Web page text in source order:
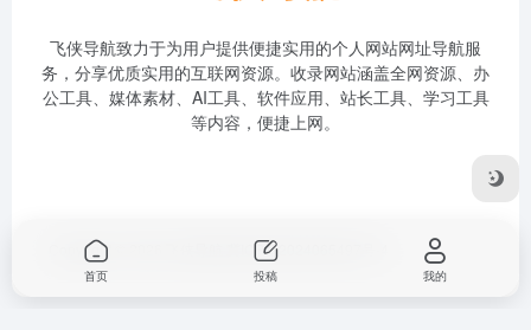
飞侠导航致力于为用户提供便捷实用的个人网站网址导航服
务，分享优质实用的互联网资源。收录网站涵盖全网资源、办
公工具、媒体素材、AI工具、软件应用、站长工具、学习工具
等内容，便捷上网。
Copyright © 2026 冀ICP备2024065497号-4
首页 投稿 我的